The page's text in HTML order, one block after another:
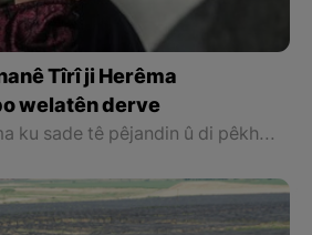
Tîrî ji Herêma
welatên derve
Nanê Tîrî bi sedema ku sade tê pêjandin û di pêkhateya wê de jî madeyên zirar heyî bikar nayên, ji welatan re jî tê firotin. Li sala 2022an rêjeyeke zêde li nanê Tîrî ku ji aliyê jinan û kargehên van ve berhem hat, ji welatên Ewrupî re hat firotin